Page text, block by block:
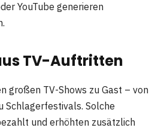
YouTube generieren
TV-Auftritten
großen TV-Shows zu Gast – von
Schlagerfestivals. Solche
und erhöhten zusätzlich